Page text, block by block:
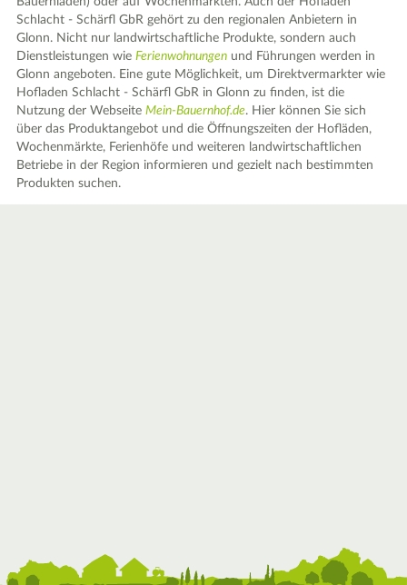
Schlacht - Schärfl GbR gehört zu den regionalen Anbietern in
Glonn. Nicht nur landwirtschaftliche Produkte, sondern auch
Dienstleistungen wieFerienwohnungen und Führungen werden in
Glonn angeboten. Eine gute Möglichkeit, um Direktvermarkter wie
Hofladen Schlacht - Schärfl GbR in Glonn zu finden, ist die
Nutzung der WebseiteMein-Bauernhof.de. Hier können Sie sich
über das Produktangebot und die Öffnungszeiten der Hofläden,
Wochenmärkte, Ferienhöfe und weiteren landwirtschaftlichen
Betriebe in der Region informieren und gezielt nach bestimmten
Produkten suchen.